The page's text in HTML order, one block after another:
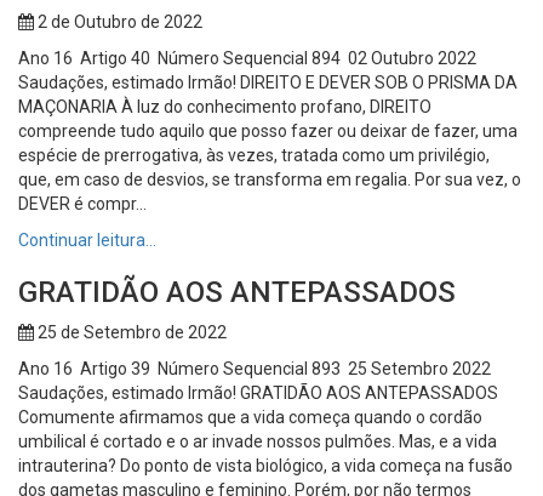
2 de Outubro de 2022
Ano 16 Artigo 40 Número Sequencial 894 02 Outubro 2022
Saudações, estimado Irmão! DIREITO E DEVER SOB O PRISMA DA
MAÇONARIA À luz do conhecimento profano, DIREITO
compreende tudo aquilo que posso fazer ou deixar de fazer, uma
espécie de prerrogativa, às vezes, tratada como um privilégio,
que, em caso de desvios, se transforma em regalia. Por sua vez, o
DEVER é compr...
Continuar leitura…
GRATIDÃO AOS ANTEPASSADOS
25 de Setembro de 2022
Ano 16 Artigo 39 Número Sequencial 893 25 Setembro 2022
Saudações, estimado Irmão! GRATIDÃO AOS ANTEPASSADOS
Comumente afirmamos que a vida começa quando o cordão
umbilical é cortado e o ar invade nossos pulmões. Mas, e a vida
intrauterina? Do ponto de vista biológico, a vida começa na fusão
dos gametas masculino e feminino. Porém, por não termos